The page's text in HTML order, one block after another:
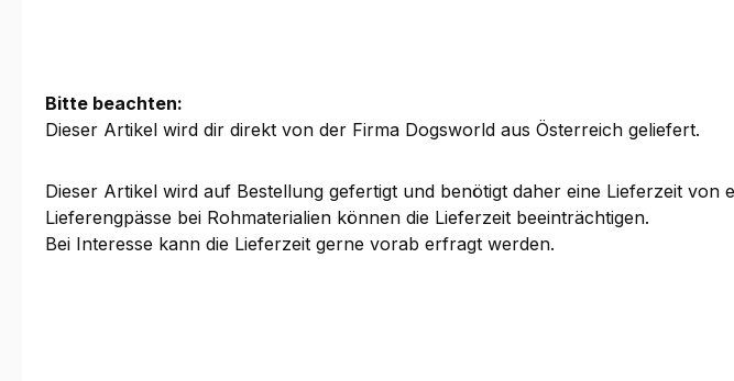
Bitte beachten:
Dieser Artikel wird dir direkt von der Firma Dogsworld aus Österreich geliefert.
Dieser Artikel wird auf Bestellung gefertigt und benötigt daher eine Lieferzeit von
Lieferengpässe bei Rohmaterialien können die Lieferzeit beeinträchtigen.
Bei Interesse kann die Lieferzeit gerne vorab erfragt werden.